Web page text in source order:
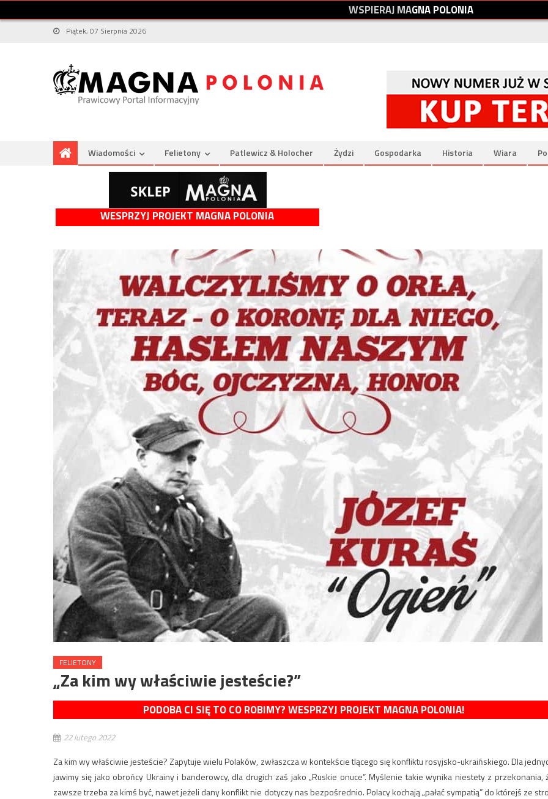
WSPIERAJMAGNAPOLONIA
Piątek, 07 Sierpnia 2026
Wiadomości Felietony Patlewicz & Holocher Żydzi Gospodarka Historia Wiara
WESPRZYJ PROJEKT MAGNA POLONIA
FELIETONY
„Za kim wy właściwie jesteście?”
PODOBA CI SIĘ TO CO ROBIMY? WESPRZYJ PROJEKT MAGNA POLONIA!
22 lutego 2022
Za kim wy właściwie jesteście? Zapytuje wielu Polaków, zwłaszcza w kontekście tlącego się konfliktu rosyjsko-ukraińskiego. Dla
jawimy się jako obrońcy Ukrainy i banderowcy, dla drugich zaś jako „Ruskie onuce”. Myślenie takie wynika niestety z przekonania,
zawsze trzeba za kimś być, nawet jeżeli dany konflikt nie dotyczy nas bezpośrednio. Polacy kochają „pałać sympatią” do którejś ze